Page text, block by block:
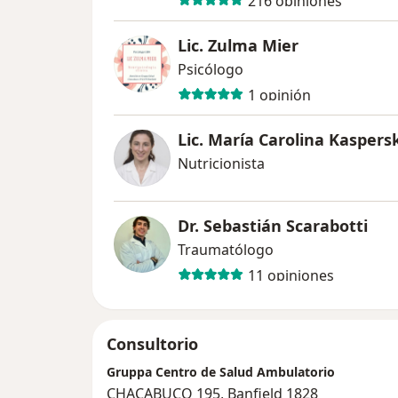
Lic. Zulma Mier
Psicólogo
1 opinión
Lic. María Carolina
Nutricionista
Dr. Sebastián Scarabotti
Traumatólogo
11 opiniones
Consultorio
Gruppa Centro de Salud Ambulatorio
CHACABUCO 195, Banfield 1828